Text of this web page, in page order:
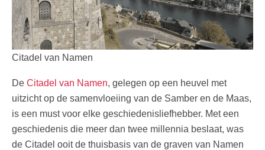
Citadel van Namen
De Citadel van Namen , gelegen op een heuvel met
uitzicht op de samenvloeiing van de Samber en de Maas,
is een must voor elke geschiedenisliefhebber. Met een
geschiedenis die meer dan twee millennia beslaat, was
de Citadel ooit de thuisbasis van de graven van Namen